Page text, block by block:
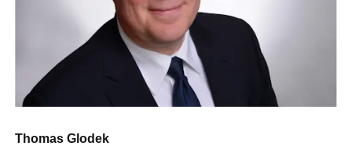
Thomas Glodek